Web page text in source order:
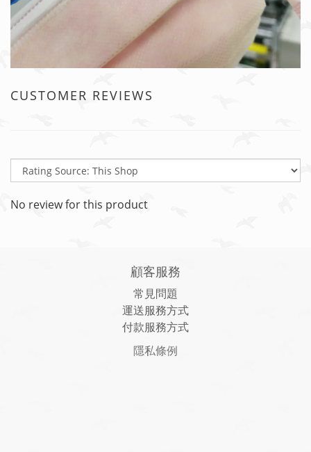
CUSTOMER REVIEWS
No review for this product
顧客服務
常見問題
運送服務方式
付款服務方式
隱私條例